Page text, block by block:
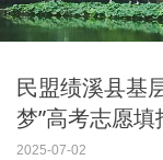
民盟绩溪县基
梦”高考志愿
2025-07-02